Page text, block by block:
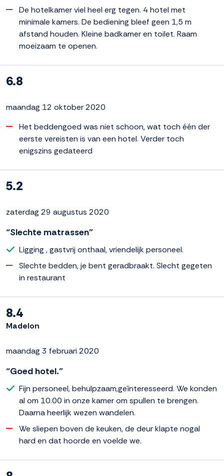
De hotelkamer viel heel erg tegen. 4 hotel met
minimale kamers. De bediening bleef geen 1,5 m
afstand houden. Kleine badkamer en toilet. Raam
moeizaam te openen.
6.8
maandag 12 oktober 2020
Het beddengoed was niet schoon, wat toch één der
eerste vereisten is van een hotel. Verder toch
enigszins gedateerd
5.2
zaterdag 29 augustus 2020
“Slechte matrassen”
Ligging , gastvrij onthaal, vriendelijk personeel.
Slechte bedden, je bent geradbraakt. Slecht gegeten
in restaurant
8.4
Madelon
maandag 3 februari 2020
“Goed hotel.”
Fijn personeel, behulpzaam,geïnteresseerd. We konden
al om 10.00 in onze kamer om spullen te brengen.
Daarna heerlijk wezen wandelen.
We sliepen boven de keuken, de deur klapte nogal
hard en dat hoorde en voelde we.